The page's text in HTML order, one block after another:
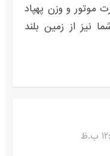
موتور و وزن پهپاد
نیز از زمین بلند